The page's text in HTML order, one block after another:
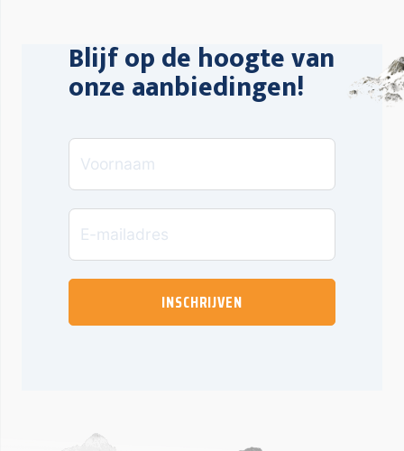
Blijf op de hoogte van
onze aanbiedingen!
INSCHRIJVEN